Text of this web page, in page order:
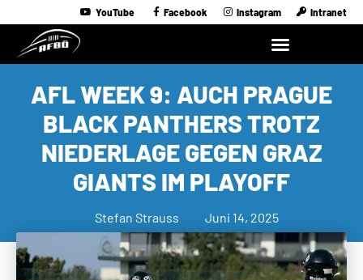
YouTube Facebook Instagram Intranet
AFL WEEK 9: AUCH PRAGUE
BLACK PANTHERS TROTZ
NIEDERLAGE GEGEN GRAZ
GIANTS IM PLAYOFF
Stefan Strauss Juni 14, 2025